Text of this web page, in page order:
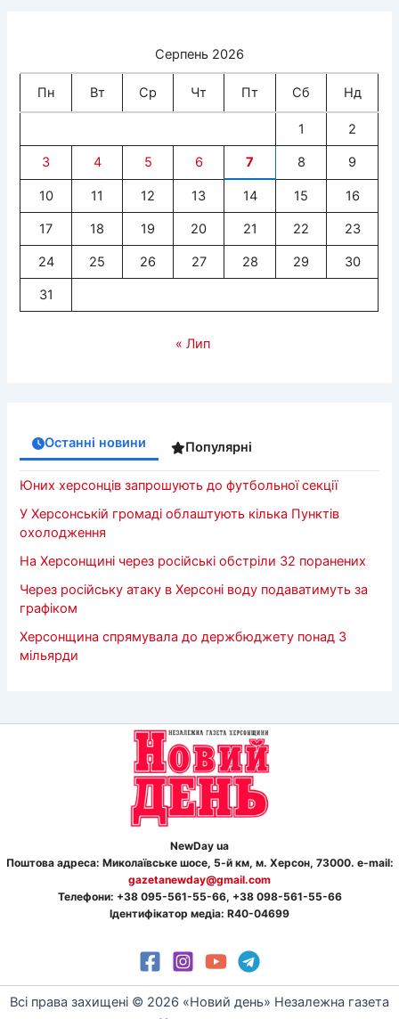
Серпень 2026
Пн Вт Ср Чт Пт Сб Нд
1 2
3 4 5 6 7 8 9
10 11 12 13 14 15 16
17 18 19 20 21 22 23
24 25 26 27 28 29 30
31
« Лип
Останні новини Популярні
Юних херсонців запрошують до футбольної секції
У Херсонській громаді облаштують кілька Пунктів
охолодження
На Херсонщині через російські обстріли 32 поранених
Через російську атаку в Херсоні воду подаватимуть за
графіком
Херсонщина спрямувала до держбюджету понад 3
мільярди
NewDay ua
Поштова адреса: Миколаївське шосе, 5-й км, м. Херсон, 73000. e-mail:
gazetanewday@gmail.com
Телефони: +38 095-561-55-66, +38 098-561-55-66
Ідентифікатор медіа: R40-04699
Всі права захищені © 2026 «Новий день» Незалежна газета